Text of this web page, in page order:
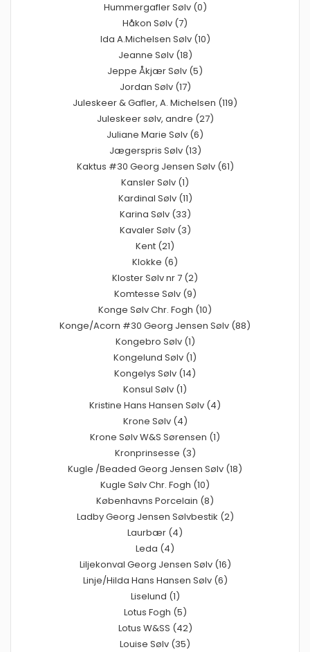
Hummergafler Sølv (0)
Håkon Sølv (7)
Ida A.Michelsen Sølv (10)
Jeanne Sølv (18)
Jeppe Åkjær Sølv (5)
Jordan Sølv (17)
Juleskeer & Gafler, A. Michelsen (119)
Juleskeer sølv, andre (27)
Juliane Marie Sølv (6)
Jægerspris Sølv (13)
Kaktus #30 Georg Jensen Sølv (61)
Kansler Sølv (1)
Kardinal Sølv (11)
Karina Sølv (33)
Kavaler Sølv (3)
Kent (21)
Klokke (6)
Kloster Sølv nr 7 (2)
Komtesse Sølv (9)
Konge Sølv Chr. Fogh (10)
Konge/Acorn #30 Georg Jensen Sølv (88)
Kongebro Sølv (1)
Kongelund Sølv (1)
Kongelys Sølv (14)
Konsul Sølv (1)
Kristine Hans Hansen Sølv (4)
Krone Sølv (4)
Krone Sølv W&S Sørensen (1)
Kronprinsesse (3)
Kugle /Beaded Georg Jensen Sølv (18)
Kugle Sølv Chr. Fogh (10)
Københavns Porcelain (8)
Ladby Georg Jensen Sølvbestik (2)
Laurbær (4)
Leda (4)
Liljekonval Georg Jensen Sølv (16)
Linje/Hilda Hans Hansen Sølv (6)
Liselund (1)
Lotus Fogh (5)
Lotus W&SS (42)
Louise Sølv (35)